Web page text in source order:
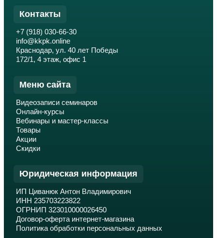
Контакты
+7 (918) 030-66-30
info@kkpk.online
Краснодар, ул. 40 лет Победы
172/1, 4 этаж, офис 1
Меню сайта
Видеозаписи семинаров
Онлайн-курсы
Вебинары и мастер-классы
Товары
Акции
Скидки
Юридическая информация
ИП Циванюк Антон Владимирович
ИНН 235703223822
ОГРНИП 323010000026450
Договор-оферта интернет-магазина
Политика обработки персональных данных